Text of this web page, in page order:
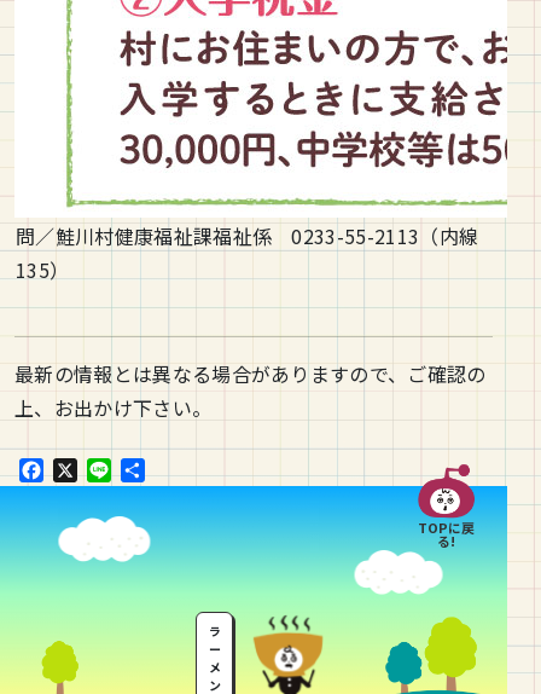
問／鮭川村健康福祉課福祉係 0233-55-2113（内線
135）
最新の情報とは異なる場合がありますので、ご確認の
上、お出かけ下さい。
F
a
c
e
b
k
X
L
i
n
e
共
有
TOPに戻
る!
ラ
ー
メ
ン